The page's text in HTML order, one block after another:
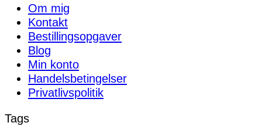
Om mig
Kontakt
Bestillingsopgaver
Blog
Min konto
Handelsbetingelser
Privatlivspolitik
Tags